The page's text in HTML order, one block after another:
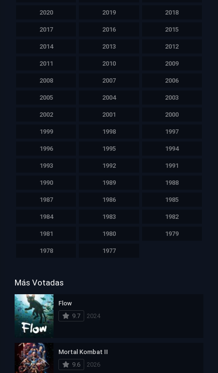
2020 2019 2018
2017 2016 2015
2014 2013 2012
2011 2010 2009
2008 2007 2006
2005 2004 2003
2002 2001 2000
1999 1998 1997
1996 1995 1994
1993 1992 1991
1990 1989 1988
1987 1986 1985
1984 1983 1982
1981 1980 1979
1978 1977
Más Votadas
Flow
9.7
2024
Mortal Kombat II
9.6
2026